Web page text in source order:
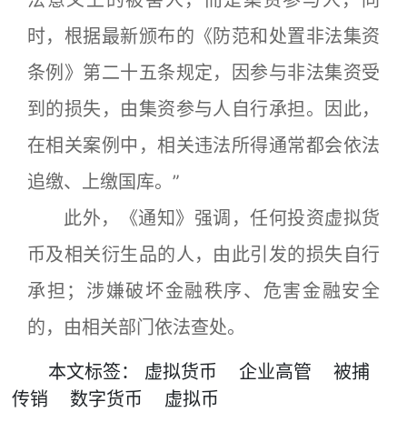
时，根据最新颁布的《防范和处置非法集资
条例》第二十五条规定，因参与非法集资受
到的损失，由集资参与人自行承担。因此，
在相关案例中，相关违法所得通常都会依法
追缴、上缴国库。”
此外，《通知》强调，任何投资虚拟货
币及相关衍生品的人，由此引发的损失自行
承担；涉嫌破坏金融秩序、危害金融安全
的，由相关部门依法查处。
本文标签： 虚拟货币 企业高管
被捕
传销
数字货币 虚拟币